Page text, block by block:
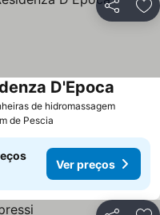
Partilhar
de hidromassagemVer
D'Epoca
de Pescia
Ver preços